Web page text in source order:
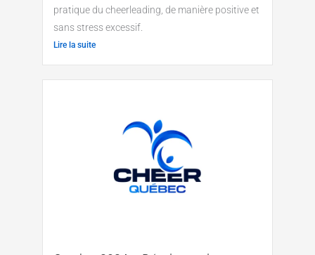
pratique du cheerleading, de manière positive et
sans stress excessif.
Lire la suite